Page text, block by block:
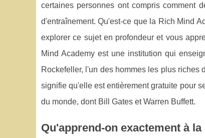
certaines personnes ont compris comment
d'entraînement. Qu'est-ce que la Rich Mind
explorer ce sujet en profondeur et vous
Mind Academy est une institution qui
Rockefeller, l'un des hommes les plus
signifie qu'elle est entièrement gratuite pour
du monde, dont Bill Gates et Warren Buffett.
Qu'apprend-on exactement à